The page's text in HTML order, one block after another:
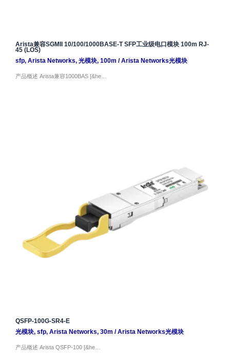
Arista兼容SGMII 10/100/1000BASE-T SFP工业级电口模块 100m RJ-
45 (LOS)
sfp, Arista Networks, 光模块, 100m /Arista Networks光模块
产品概述 Arista兼容1000BAS [&he…
QSFP-100G-SR4-E
光模块, sfp, Arista Networks, 30m /Arista Networks光模块
产品概述 Arista QSFP-100 [&he…